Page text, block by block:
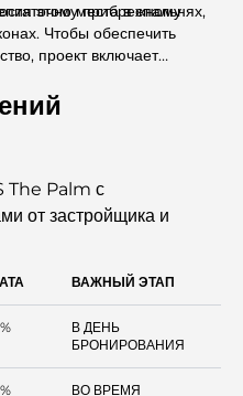
этому прибрежному
места в спальнях,
Чтобы обеспечить
проект включает
удовлетворят
The Palm с
от застройщика и
ВАЖНЫЙ ЭТАП
В ДЕНЬ
БРОНИРОВАНИЯ
ВО ВРЕМЯ